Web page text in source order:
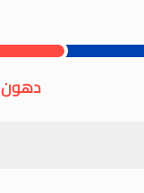
دهون